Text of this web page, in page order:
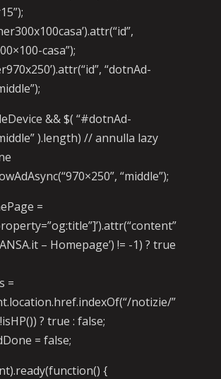
casa”);
“dotnAd-
&& $( “#dotnAd-
).length) // annulla lazy
“middle”);
=
– Homepage’) != -1) ? true
=
notizie/”
? true : false;
= false;
{